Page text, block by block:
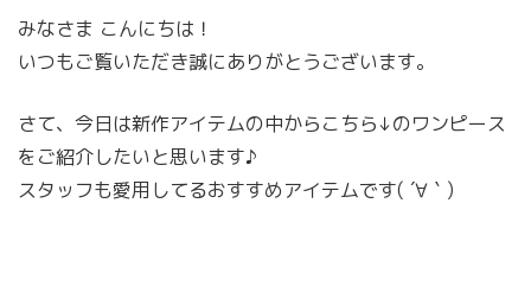
みなさま こんにちは！
いつもご覧いただき誠にありがとうございます。
さて、今日は新作アイテムの中からこちら↓のワンピース
をご紹介したいと思います♪
スタッフも愛用してるおすすめアイテムです( ´∀｀)